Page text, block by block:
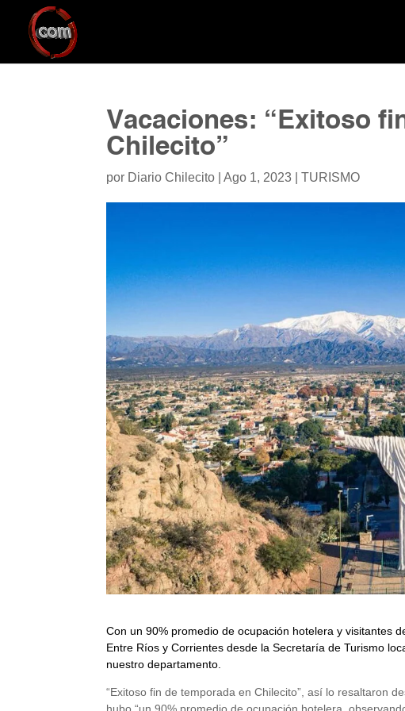
Vacaciones: “Exitoso
Chilecito”
por Diario Chilecito |Ago 1, 2023 |TURISMO
Con un 90% promedio de ocupación hotelera y visitantes
Entre Ríos y Corrientes desde la Secretaría de Turismo
nuestro departamento.
“Exitoso fin de temporada en Chilecito”, así lo resaltaron